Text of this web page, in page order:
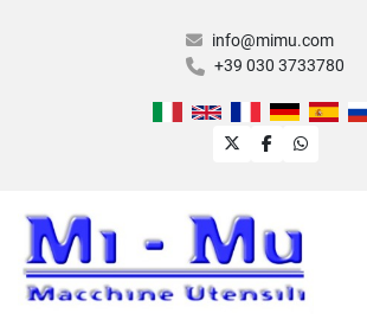
info@mimu.com
+39 030 3733780
twitterfacebook